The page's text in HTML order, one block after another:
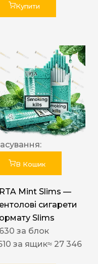
Купити
В Кошик
Mint Slims —
сигарети
Slims
630 за блок
за ящик≈ 27 346